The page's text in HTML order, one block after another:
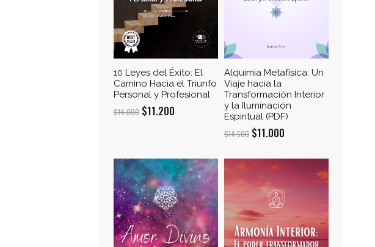
10 Leyes del Éxito: El
Camino Hacia el Triunfo
Personal y Profesional
$14.000 El
era:
$14.000.
$11.200
es:
$11.200.
Alquimia Metafísica: Un
Viaje hacia la
Transformación Interior
y la Iluminación
Espiritual (PDF)
$14.500 El
original
era:
$14.500.
$11.000
es:
$11.000.